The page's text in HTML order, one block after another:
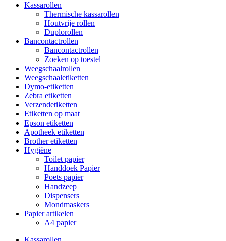
Kassarollen
Thermische kassarollen
Houtvrije rollen
Duplorollen
Bancontactrollen
Bancontactrollen
Zoeken op toestel
Weegschaalrollen
Weegschaaletiketten
Dymo-etiketten
Zebra etiketten
Verzendetiketten
Etiketten op maat
Epson etiketten
Apotheek etiketten
Brother etiketten
Hygiëne
Toilet papier
Handdoek Papier
Poets papier
Handzeep
Dispensers
Mondmaskers
Papier artikelen
A4 papier